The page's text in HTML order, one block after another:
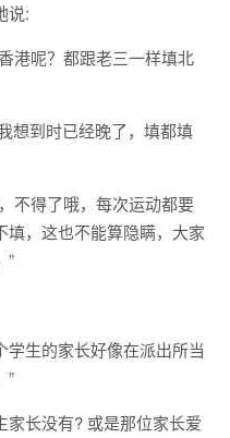
说:
港呢？都跟老三一样填北
想到时已经晚了，填都填
不得了哦，每次运动都要
，这也不能算隐瞒，大家
”
生的家长好像在派出所当
”
家长没有? 或是那位家长爱